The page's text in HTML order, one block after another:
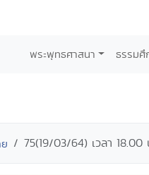
พระพุทธศาสนา ธรรมศึ
75(19/03/64) เวลา